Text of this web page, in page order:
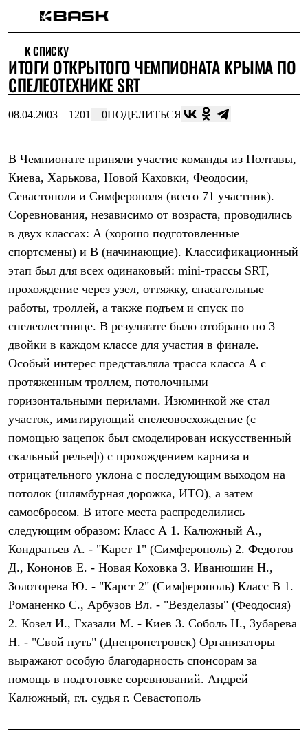
Интернет-магазин
Мужская одежда
Утепленная пухом
Куртки
Жилеты
Куртки
Штормовая одежда
Куртки
Брюки
Софтшелл одежда
Куртки
Брюки
Флисовая одежда
Куртки
Брюки
Термобелье
Теплое термобелье
Среднее термобелье
Легкое термобелье
Лёгкая одежда
Футболки
Рубашки
Толстовки
Брюки
Женская одежда
Утепленная пухом
Брюки
Жилеты
Утепленная синтетикой
Брюки
Штормовая одежда
Куртки
Софтшелл одежда
Куртки
Брюки
Рубашки
Футболки
Брюки
Термобелье
Теплое термобелье
Среднее термобелье
К СПИСКУ
ИТОГИ ОТКРЫТОГО ЧЕМПИОНАТА КРЫМА ПО
СПЕЛЕОТЕХНИКЕ SRT
08.04.2003 1201 0ПОДЕЛИТЬСЯ
В Чемпионате приняли участие команды из Полтавы,
Киева, Харькова, Новой Каховки, Феодосии,
Севастополя и Симферополя (всего 71 участник).
Соревнования, независимо от возраста, проводились
в двух классах: А (хорошо подготовленные
спортсмены) и В (начинающие). Классификационный
этап был для всех одинаковый: mini-трассы SRT,
прохождение через узел, оттяжку, спасательные
работы, троллей, а также подъем и спуск по
спелеолестнице. В результате было отобрано по 3
двойки в каждом классе для участия в финале.
Особый интерес представляла трасса класса А с
протяженным троллем, потолочными
горизонтальными перилами. Изюминкой же стал
участок, имитирующий спелеовосхождение (с
помощью зацепок был смоделирован искусственный
скальный рельеф) с прохождением карниза и
отрицательного уклона с последующим выходом на
потолок (шлямбурная дорожка, ИТО), а затем
самосбросом. В итоге места распределились
следующим образом: Класс А 1. Калюжный А.,
Кондратьев А. - "Карст 1" (Симферополь) 2. Федотов
Д., Кононов Е. - Новая Коховка 3. Иванюшин Н.,
Золоторева Ю. - "Карст 2" (Симферополь) Класс В 1.
Романенко С., Арбузов Вл. - "Везделазы" (Феодосия)
2. Козел И., Гхазали М. - Киев 3. Соболь Н., Зубарева
Н. - "Свой путь" (Днепропетровск) Организаторы
выражают особую благодарность спонсорам за
помощь в подготовке соревнований. Андрей
Калюжный, гл. судья г. Севастополь